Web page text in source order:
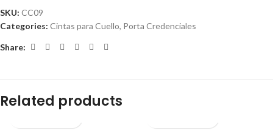
SKU: CC09
Categories: Cintas para Cuello, Porta Credenciales
Share:
Related products